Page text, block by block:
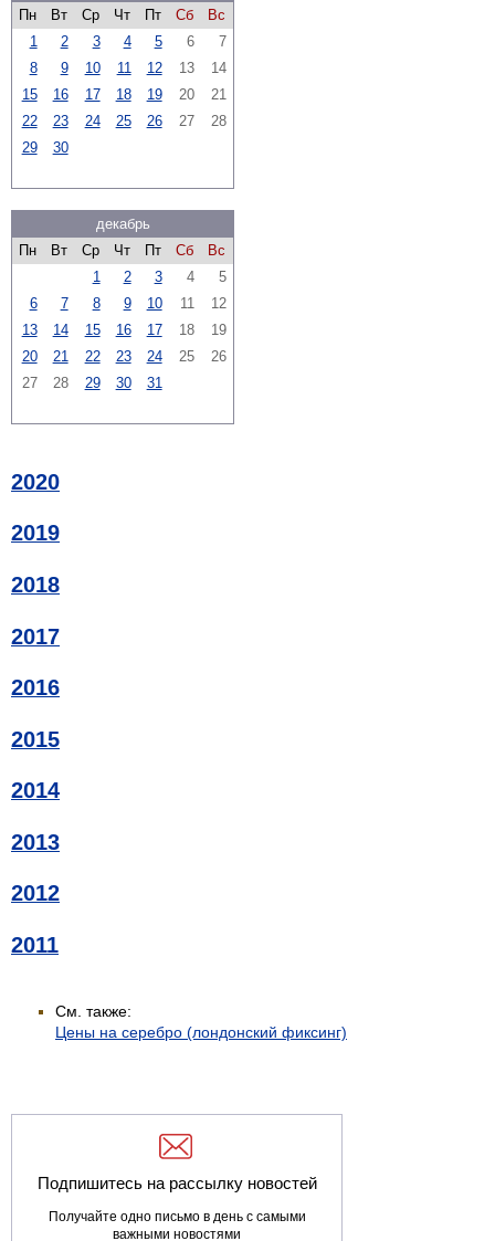
Пн Вт Ср Чт Пт Сб
Вс
1
2 3 4 5 6
7
8
9 10 11 12 13
14
15
16 17 18 19 20
21
22
23 24 25 26 27
28
29
30
декабрь
Пн
Вт Ср Чт Пт Сб
Вс
1
2 3 4
5
6
7 8 9 10 11
12
13
14 15 16 17 18
19
20
21 22 23 24 25
26
27
28 29 30 31
2020
2019
2018
2017
2016
2015
2014
2013
2012
2011
См. также:
Цены на серебро (лондонский фиксинг)
Подпишитесь на рассылку новостей
Получайте одно письмо в день с самыми
важными новостями